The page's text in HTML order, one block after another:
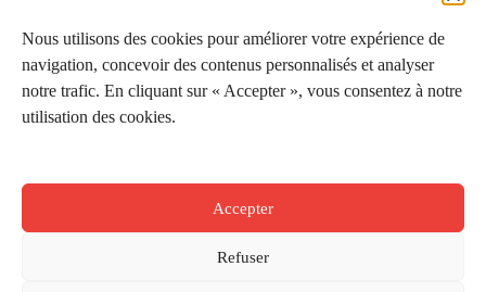
Nous utilisons des cookies pour améliorer votre expérience de
navigation, concevoir des contenus personnalisés et analyser
notre trafic. En cliquant sur « Accepter », vous consentez à notre
utilisation des cookies.
Accepter
Refuser
Réductions de la Carte Côté Courrier
Application